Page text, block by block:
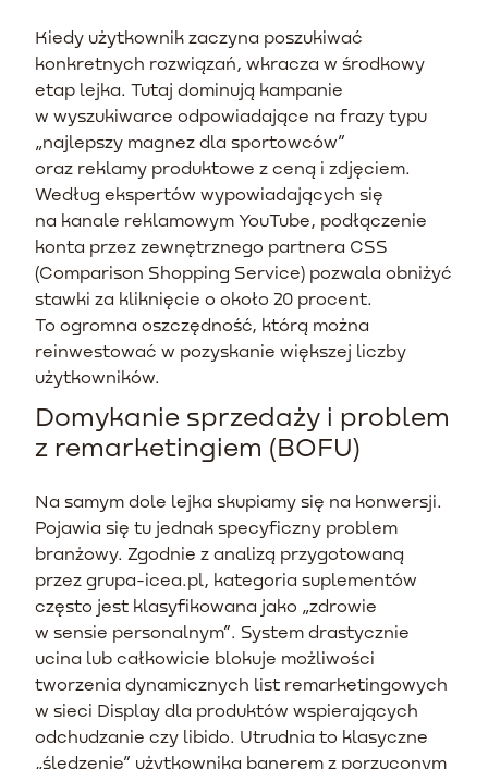
Kiedy użytkownik zaczyna poszukiwać
konkretnych rozwiązań, wkracza w środkowy
etap lejka. Tutaj dominują kampanie
w wyszukiwarce odpowiadające na frazy typu
„najlepszy magnez dla sportowców”
oraz reklamy produktowe z ceną i zdjęciem.
Według ekspertów wypowiadających się
na kanale reklamowym YouTube, podłączenie
konta przez zewnętrznego partnera CSS
(Comparison Shopping Service) pozwala obniżyć
stawki za kliknięcie o około 20 procent.
To ogromna oszczędność, którą można
reinwestować w pozyskanie większej liczby
użytkowników.
Domykanie sprzedaży i problem
z remarketingiem (BOFU)
Na samym dole lejka skupiamy się na konwersji.
Pojawia się tu jednak specyficzny problem
branżowy. Zgodnie z analizą przygotowaną
przez grupa-icea.pl, kategoria suplementów
często jest klasyfikowana jako „zdrowie
w sensie personalnym”. System drastycznie
ucina lub całkowicie blokuje możliwości
tworzenia dynamicznych list remarketingowych
w sieci Display dla produktów wspierających
odchudzanie czy libido. Utrudnia to klasyczne
„śledzenie” użytkownika banerem z porzuconym